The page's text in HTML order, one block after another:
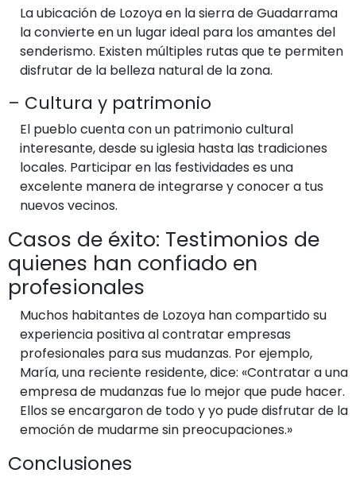
La ubicación de Lozoya en la sierra de Guadarrama
la convierte en un lugar ideal para los amantes del
senderismo. Existen múltiples rutas que te permiten
disfrutar de la belleza natural de la zona.
– Cultura y patrimonio
El pueblo cuenta con un patrimonio cultural
interesante, desde su iglesia hasta las tradiciones
locales. Participar en las festividades es una
excelente manera de integrarse y conocer a tus
nuevos vecinos.
Casos de éxito: Testimonios de
quienes han confiado en
profesionales
Muchos habitantes de Lozoya han compartido su
experiencia positiva al contratar empresas
profesionales para sus mudanzas. Por ejemplo,
María, una reciente residente, dice: «Contratar a una
empresa de mudanzas fue lo mejor que pude hacer.
Ellos se encargaron de todo y yo pude disfrutar de la
emoción de mudarme sin preocupaciones.»
Conclusiones